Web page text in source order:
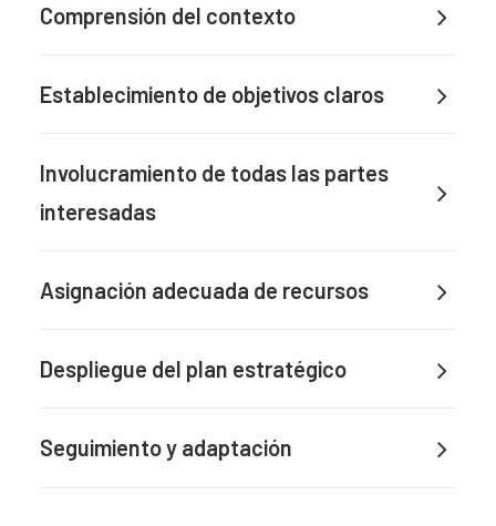
Comprensión del contexto
Establecimiento de objetivos claros
Involucramiento de todas las partes
interesadas
Asignación adecuada de recursos
Despliegue del plan estratégico
Seguimiento y adaptación